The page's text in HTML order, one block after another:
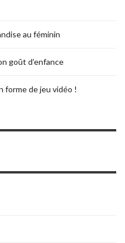
au féminin
goût d’enfance
forme de jeu vidéo !